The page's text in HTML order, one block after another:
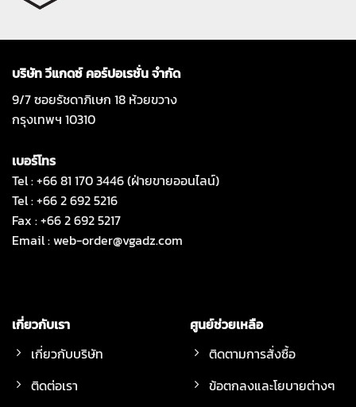
บริษัท วีแกดซ์ คอร์ปอเรชั่น จำกัด
9/7 ซอยรัชดาภิเษก 18 ห้วยขวาง
กรุงเทพฯ 10310
เบอร์โทร
Tel : +66 81 170 3446 (ฝ่ายขายออนไลน์)
Tel : +66 2 692 5216
Fax : +66 2 692 5217
Email :web-order@vgadz.com
เกี่ยวกับเรา
เกี่ยวกับบริษัท
ติดต่อเรา
ศูนย์ช่วยเหลือ
ติดตามการสั่งซื้อ
ข้อตกลงและโยบายต่างๆ